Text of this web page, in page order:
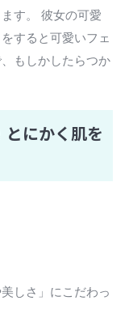
す。 彼女の可愛
すると可愛いフェ
もしかしたらつか
とにかく肌を
しさ」にこだわっ